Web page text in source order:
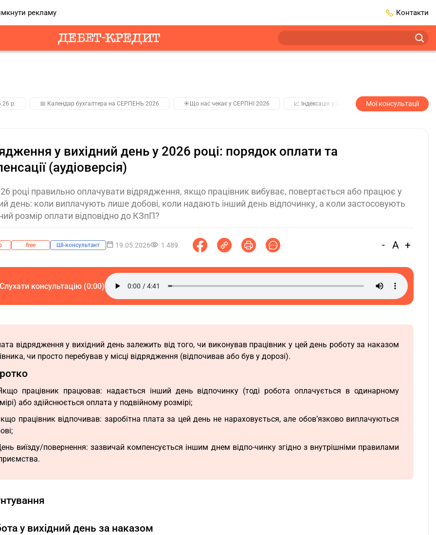
рекламу Контакти
р. 📅 Календар бухгалтера на СЕРПЕНЬ 2026 ☀️Що нас чекає у СЕРПНІ 2026 📈 Індексація у СЕРПНІ 2️⃣0️⃣2️⃣7️⃣ Усі
Мої консультації
у вихідний день у 2026 році: порядок оплати та
(аудіоверсія)
році правильно оплачувати відрядження, якщо працівник вибуває, повертається або працює у
день: коли виплачують лише добові, коли надають інший день відпочинку, а коли застосовують
розмір оплати відповідно до КЗпП?
free ШІ-консультант 19.05.2026 1 489 - A +
Слухати консультацію (0:00)
відрядження у вихідний день залежить від того, чи виконував працівник у цей день роботу за наказом
чи просто перебував у місці відрядження (відпочивав або був у дорозі).
працівник працював: надається інший день відпочинку (тоді робота оплачується в одинарному
або здійснюється оплата у подвійному розмірі;
працівник відпочивав: заробітна плата за цей день не нараховується, але обов’язково виплачуються
виїзду/повернення: зазвичай компенсується іншим днем відпо-чинку згідно з внутрішніми правилами
у вихідний день за наказом